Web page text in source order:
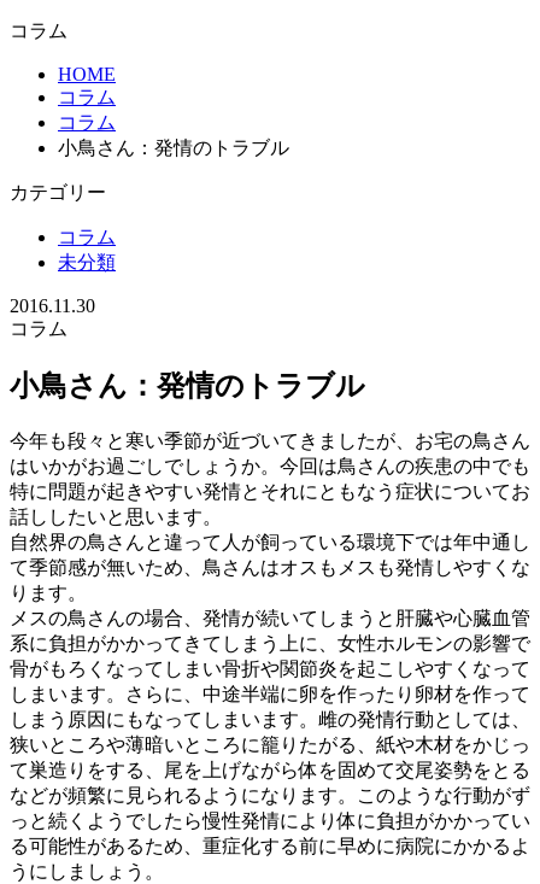
コラム
HOME
コラム
コラム
小鳥さん：発情のトラブル
カテゴリー
コラム
未分類
2016.11.30
コラム
小鳥さん：発情のトラブル
今年も段々と寒い季節が近づいてきましたが、お宅の鳥さん
はいかがお過ごしでしょうか。今回は鳥さんの疾患の中でも
特に問題が起きやすい発情とそれにともなう症状についてお
話ししたいと思います。
自然界の鳥さんと違って人が飼っている環境下では年中通し
て季節感が無いため、鳥さんはオスもメスも発情しやすくな
ります。
メスの鳥さんの場合、発情が続いてしまうと肝臓や心臓血管
系に負担がかかってきてしまう上に、女性ホルモンの影響で
骨がもろくなってしまい骨折や関節炎を起こしやすくなって
しまいます。さらに、中途半端に卵を作ったり卵材を作って
しまう原因にもなってしまいます。雌の発情行動としては、
狭いところや薄暗いところに籠りたがる、紙や木材をかじっ
て巣造りをする、尾を上げながら体を固めて交尾姿勢をとる
などが頻繁に見られるようになります。このような行動がず
っと続くようでしたら慢性発情により体に負担がかかってい
る可能性があるため、重症化する前に早めに病院にかかるよ
うにしましょう。